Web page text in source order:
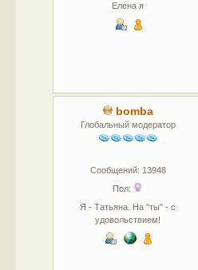
Елена я
bomba
Глобальный модератор
Сообщений: 13948
Пол:
Я - Татьяна. На "ты" - с
удовольствием!